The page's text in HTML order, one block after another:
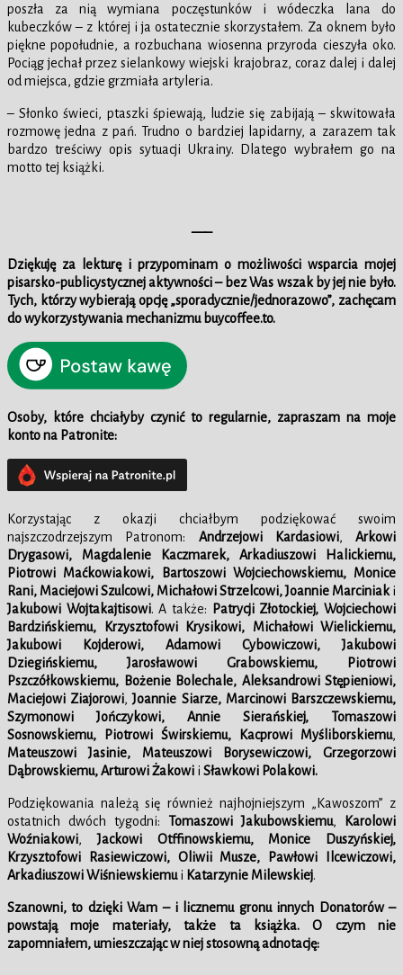
poszła za nią wymiana poczęstunków i wódeczka lana do
kubeczków – z której i ja ostatecznie skorzystałem. Za oknem było
piękne popołudnie, a rozbuchana wiosenna przyroda cieszyła oko.
Pociąg jechał przez sielankowy wiejski krajobraz, coraz dalej i dalej
od miejsca, gdzie grzmiała artyleria.
– Słonko świeci, ptaszki śpiewają, ludzie się zabijają – skwitowała
rozmowę jedna z pań. Trudno o bardziej lapidarny, a zarazem tak
bardzo treściwy opis sytuacji Ukrainy. Dlatego wybrałem go na
motto tej książki.
—–
Dziękuję za lekturę i przypominam o możliwości wsparcia mojej
pisarsko-publicystycznej aktywności – bez Was wszak by jej nie było.
Tych, którzy wybierają opcję „sporadycznie/jednorazowo”, zachęcam
do wykorzystywania mechanizmu buycoffee.to.
Osoby, które chciałyby czynić to regularnie, zapraszam na moje
konto na Patronite:
Korzystając z okazji chciałbym podziękować swoim
najszczodrzejszym Patronom: Andrzejowi Kardasiowi, Arkowi
Drygasowi,
Magdalenie Kaczmarek, Arkadiuszowi Halickiemu,
Piotrowi Maćkowiakowi, Bartoszowi Wojciechowskiemu, Monice
Rani, Maciejowi Szulcowi, Michałowi Strzelcowi, Joannie Marciniaki
Jakubowi Wojtakajtisowi. A także:
Patrycji Złotockiej, Wojciechowi
Bardzińskiemu, Krzysztofowi Krysikowi,
Michałowi Wielickiemu,
Jakubowi Kojderowi, Adamowi Cybowiczowi, Jakubowi
Dziegińskiemu, Jarosławowi Grabowskiemu, Piotrowi
Pszczółkowskiemu, Bożenie Bolechale, Aleksandrowi Stępieniowi,
Maciejowi Ziajorowi,Joannie Siarze, Marcinowi Barszczewskiemu,
Szymonowi Jończykowi, Annie Sierańskiej, Tomaszowi
Sosnowskiemu, Piotrowi Świrskiemu, Kacprowi Myśliborskiemu,
Mateuszowi Jasinie,
Mateuszowi Borysewiczowi,
Grzegorzowi
Dąbrowskiemu, Arturowi Żakowi i Sławkowi Polakowi.
Podziękowania należą się również najhojniejszym „Kawoszom” z
ostatnich dwóch tygodni: Tomaszowi Jakubowskiemu,
Karolowi
Woźniakowi,Jackowi Otffinowskiemu, Monice Duszyńskiej,
Krzysztofowi Rasiewiczowi, Oliwii Musze, Pawłowi Ilcewiczowi,
Arkadiuszowi Wiśniewskiemui Katarzynie Milewskiej.
Szanowni, to dzięki Wam – i licznemu gronu innych Donatorów –
powstają moje materiały, także ta książka. O czym nie
zapomniałem, umieszczając w niej stosowną adnotację: